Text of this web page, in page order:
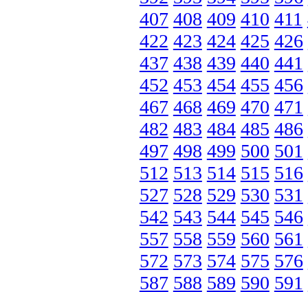
407 408 409 410 411
422 423 424 425 426
437 438 439 440 441
452 453 454 455 456
467 468 469 470 471
482 483 484 485 486
497 498 499 500 501
512 513 514 515 516
527 528 529 530 531
542 543 544 545 546
557 558 559 560 561
572 573 574 575 576
587 588 589 590 591